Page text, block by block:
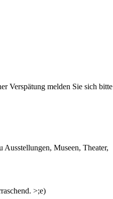
Verspätung melden Sie sich bitte
Museen, Theater,
>;e)